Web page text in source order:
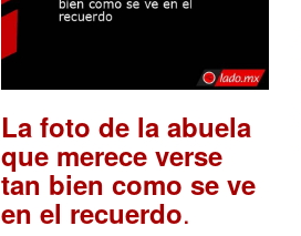
La foto de la abuela
que merece verse
tan bien como se ve
en el recuerdo.